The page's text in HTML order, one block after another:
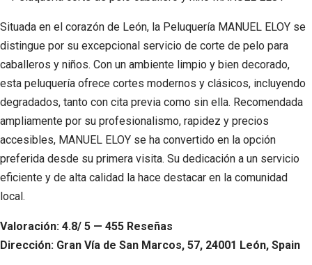
Situada en el corazón de León, la Peluquería MANUEL ELOY se
distingue por su excepcional servicio de corte de pelo para
caballeros y niños. Con un ambiente limpio y bien decorado,
esta peluquería ofrece cortes modernos y clásicos, incluyendo
degradados, tanto con cita previa como sin ella. Recomendada
ampliamente por su profesionalismo, rapidez y precios
accesibles, MANUEL ELOY se ha convertido en la opción
preferida desde su primera visita. Su dedicación a un servicio
eficiente y de alta calidad la hace destacar en la comunidad
local.
Valoración: 4.8/ 5 — 455 Reseñas
Dirección: Gran Vía de San Marcos, 57, 24001 León, Spain